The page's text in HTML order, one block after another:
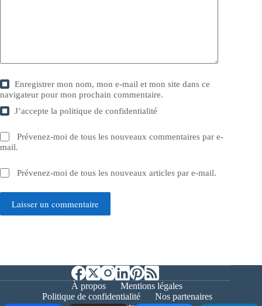
Enregistrer mon nom, mon e-mail et mon site dans ce
navigateur pour mon prochain commentaire.
J’accepte lapolitique de confidentialité
Prévenez-moi de tous les nouveaux commentaires par e-
mail.
Prévenez-moi de tous les nouveaux articles par e-mail.
Laisser un commentaire
À propos
Mentions légales
Politique de confidentialité
Nos partenaires